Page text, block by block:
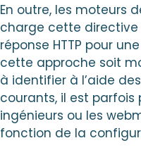
En outre, les moteurs
charge cette
réponse HTTP pour
cette approche soit
à identifier à l’aide
courants, il est parfois
ingénieurs ou les
fonction de la